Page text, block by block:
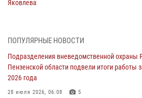
Яковлева
Сотрудники пензенского ОМОН «Страж»
05 августа 2026, 06:15
В Пензе сотрудники Росгвардии оказали
дезориентированному пенсионеру
ПОПУЛЯРНЫЕ НОВОСТИ
Подразделения вневедомственной охраны
Пензенской области подвели итоги работы
2026 года
28 июля 2026, 06:08 5